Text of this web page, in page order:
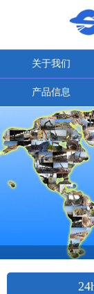
关于我们
产品信息